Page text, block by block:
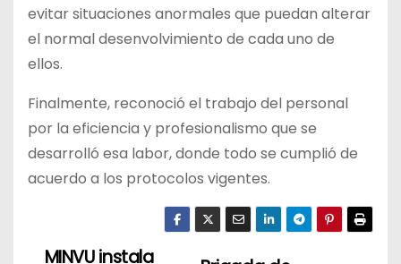
evitar situaciones anormales que puedan alterar
el normal desenvolvimiento de cada uno de
ellos.
Finalmente, reconoció el trabajo del personal
por la eficiencia y profesionalismo que se
desarrolló esa labor, donde todo se cumplió de
acuerdo a los protocolos vigentes.
MINVU instala